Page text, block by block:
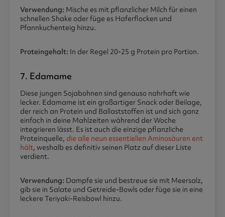
Verwendung: Mische es mit pflanzlicher Milch für einen
schnellen Shake oder füge es Haferflocken und
Pfannkuchenteig hinzu.
Proteingehalt: In der Regel 20-25 g Protein pro Portion.
7. Edamame
Diese jungen Sojabohnen sind genauso nahrhaft wie
lecker. Edamame ist ein großartiger Snack oder Beilage,
der reich an Protein und Ballaststoffen ist und sich ganz
einfach in deine Mahlzeiten während der Woche
integrieren lässt. Es ist auch die einzige pflanzliche
Proteinquelle, die alle neun essentiellen Aminosäuren ent
hält, weshalb es definitiv seinen Platz auf dieser Liste
verdient.
Verwendung: Dampfe sie und bestreue sie mit Meersalz,
gib sie in Salate und Getreide-Bowls oder füge sie in eine
leckere Teriyaki-Reisbowl hinzu.